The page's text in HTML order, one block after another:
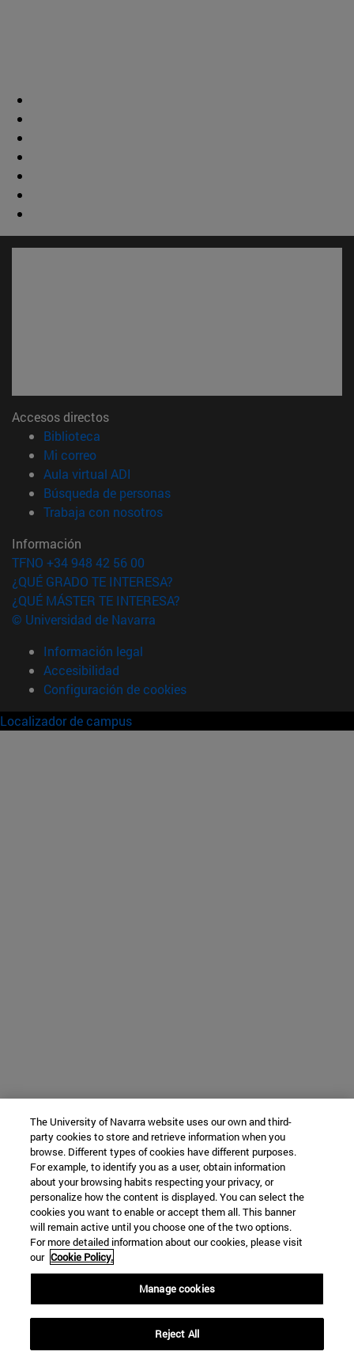
Accesos directos
Biblioteca
Mi correo(abre en nueva ventana)
Aula virtual ADI
Búsqueda de personas(abre en nueva ventana)
Trabaja con nosotros(abre en nueva ventana)
Información
TFNO +34 948 42 56 00
¿QUÉ GRADO TE INTERESA?
¿QUÉ MÁSTER TE INTERESA?
© Universidad de Navarra
Información legal
Accesibilidad
Configuración de cookies
Localizador de campus
The University of Navarra website uses our own and third-
party cookies to store and retrieve information when you
browse. Different types of cookies have different purposes.
For example, to identify you as a user, obtain information
about your browsing habits respecting your privacy, or
personalize how the content is displayed. You can select the
cookies you want to enable or accept them all. This banner
will remain active until you choose one of the two options.
For more detailed information about our cookies, please visit
our Cookie Policy.
Manage cookies
Reject All